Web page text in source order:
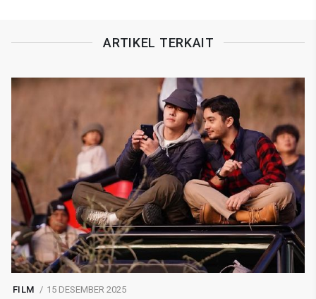
ARTIKEL TERKAIT
FILM 15 DESEMBER 2025